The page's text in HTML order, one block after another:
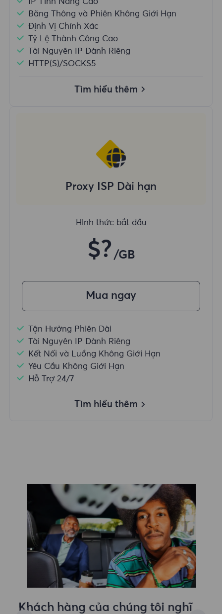
Băng Thông và Phiên Không Giới Hạn
Định Vị Chính Xác
Tỷ Lệ Thành Công Cao
Tài Nguyên IP Dành Riêng
HTTP(S)/SOCKS5
Tìm hiểu thêm
Proxy ISP Dài hạn
Hình thức bắt đầu
$? /GB
Mua ngay
Tận Hưởng Phiên Dài
Tài Nguyên IP Dành Riêng
Kết Nối và Luồng Không Giới Hạn
Yêu Cầu Không Giới Hạn
Hỗ Trợ 24/7
Tìm hiểu thêm
Khách hàng của chúng tôi nghĩ